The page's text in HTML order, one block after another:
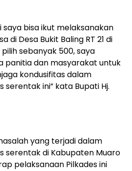
saya bisa ikut melaksanakan
di Desa Bukit Baling RT 21 di
pilih sebanyak 500, saya
panitia dan masyarakat untuk
kondusifitas dalam
serentak ini” kata Bupati Hj.
yang terjadi dalam
serentak di Kabupaten Muaro
pelaksanaan Pilkades ini